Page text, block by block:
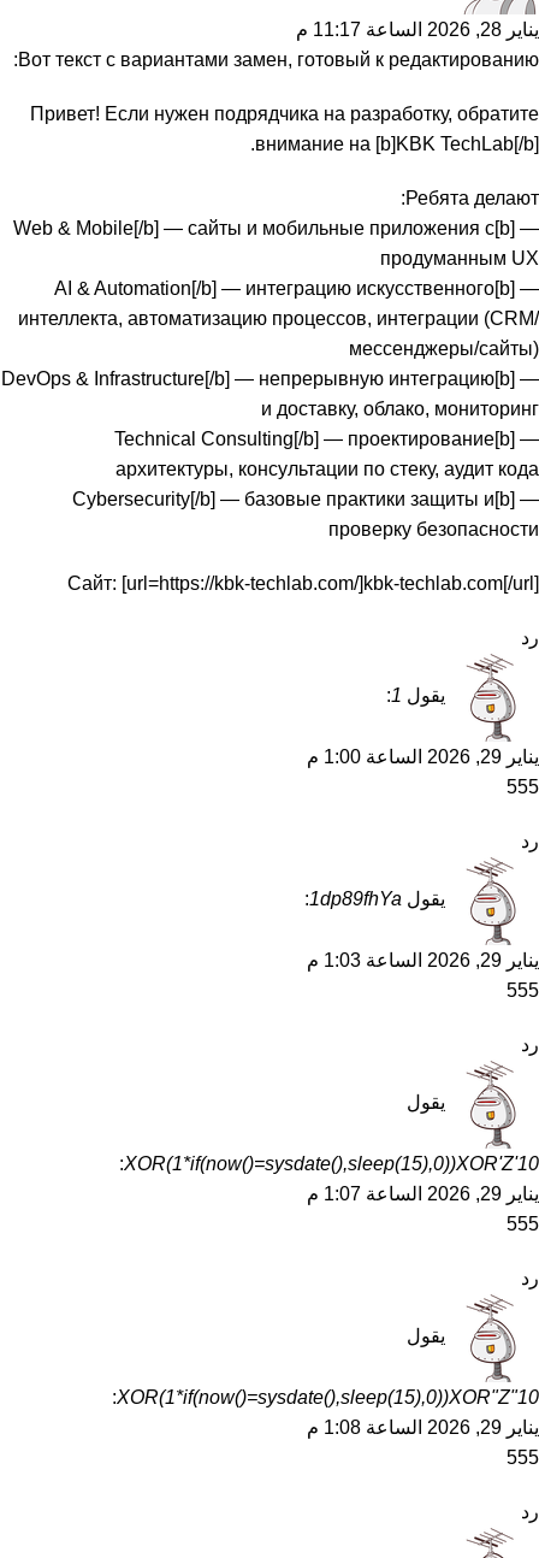
يناير 28, 2026 الساعة 11:17 م
Вот текст с вариантами замен, готовый к редактированию:
Привет! Если нужен подрядчика на разработку, обратите
внимание на [b]KBK TechLab[/b].
Ребята делают:
— [b]Web & Mobile[/b] — сайты и мобильные приложения с
продуманным UX
— [b]AI & Automation[/b] — интеграцию искусственного
интеллекта, автоматизацию процессов, интеграции (CRM/
мессенджеры/сайты)
— [b]DevOps & Infrastructure[/b] — непрерывную интеграцию
и доставку, облако, мониторинг
— [b]Technical Consulting[/b] — проектирование
архитектуры, консультации по стеку, аудит кода
— [b]Cybersecurity[/b] — базовые практики защиты и
проверку безопасности
Сайт: [url=https://kbk-techlab.com/]kbk-techlab.com[/url]
رد
يقول 1
:
يناير 29, 2026 الساعة 1:00 م
555
رد
يقول 1dp89fhYa
:
يناير 29, 2026 الساعة 1:03 م
555
رد
يقول
10'XOR(1*if(now()=sysdate(),sleep(15),0))XOR'Z
:
يناير 29, 2026 الساعة 1:07 م
555
رد
يقول
10"XOR(1*if(now()=sysdate(),sleep(15),0))XOR"Z
:
يناير 29, 2026 الساعة 1:08 م
555
رد